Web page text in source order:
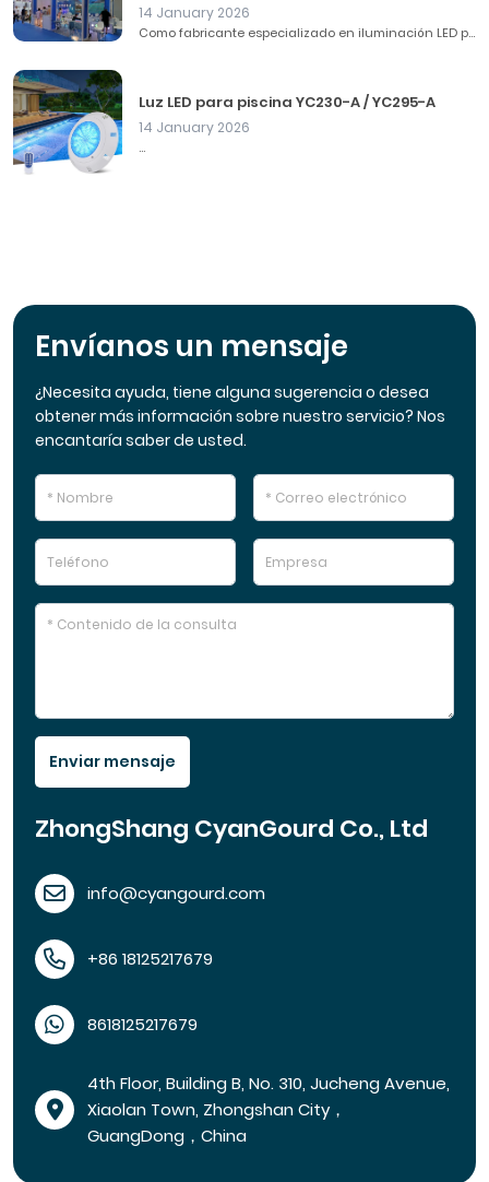
14 January 2026
Como fabricante especializado en iluminación LED p...
Luz LED para piscina YC230-A / YC295-A
14 January 2026
...
Envíanos un mensaje
¿Necesita ayuda, tiene alguna sugerencia o desea
obtener más información sobre nuestro servicio? Nos
encantaría saber de usted.
Enviar mensaje
ZhongShang CyanGourd Co., Ltd
info@cyangourd.com
+86 18125217679
8618125217679
4th Floor, Building B, No. 310, Jucheng Avenue,
Xiaolan Town, Zhongshan City，
GuangDong，China